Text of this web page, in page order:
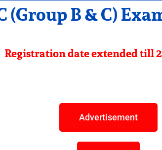
B & C)
Registration date extended till
Advertisement